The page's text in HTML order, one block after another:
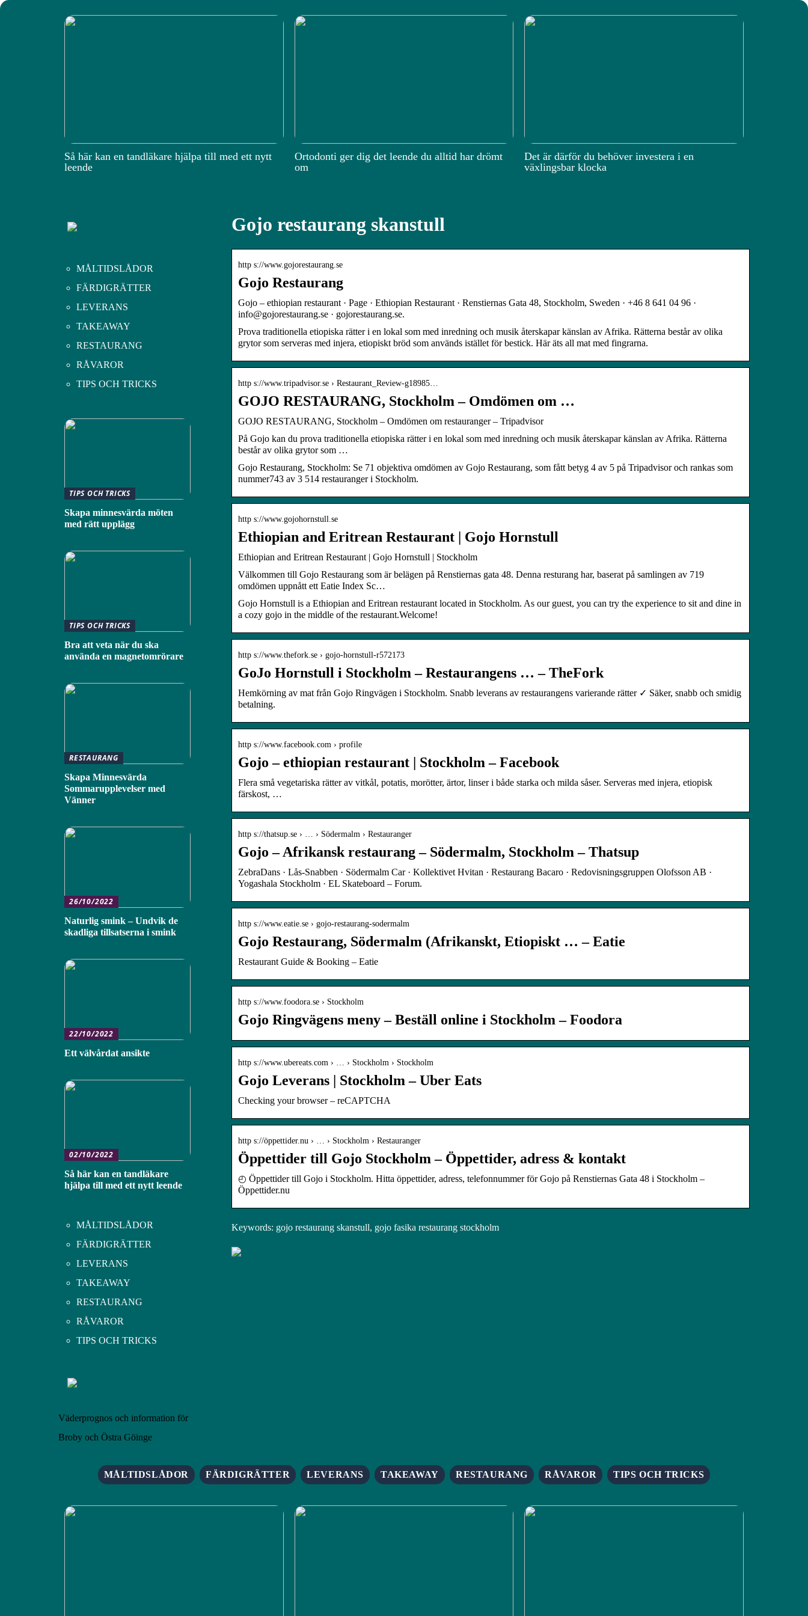
Så här kan en tandläkare hjälpa till med ett nytt
leende
Ortodonti ger dig det leende du alltid har drömt
om
Det är därför du behöver investera i en
växlingsbar klocka
Gojo restaurang skanstull
http s://www.gojorestaurang.se
Gojo Restaurang
Gojo – ethiopian restaurant · Page · Ethiopian Restaurant · Renstiernas Gata 48, Stockholm, Sweden · +46 8 641 04 96 ·
info@gojorestaurang.se · gojorestaurang.se.
Prova traditionella etiopiska rätter i en lokal som med inredning och musik återskapar känslan av Afrika. Rätterna består av olika
grytor som serveras med injera, etiopiskt bröd som används istället för bestick. Här äts all mat med fingrarna.
http s://www.tripadvisor.se › Restaurant_Review-g18985…
GOJO RESTAURANG, Stockholm – Omdömen om …
GOJO RESTAURANG, Stockholm – Omdömen om restauranger – Tripadvisor
På Gojo kan du prova traditionella etiopiska rätter i en lokal som med inredning och musik återskapar känslan av Afrika. Rätterna
består av olika grytor som …
Gojo Restaurang, Stockholm: Se 71 objektiva omdömen av Gojo Restaurang, som fått betyg 4 av 5 på Tripadvisor och rankas som
nummer743 av 3 514 restauranger i Stockholm.
http s://www.gojohornstull.se
Ethiopian and Eritrean Restaurant | Gojo Hornstull
Ethiopian and Eritrean Restaurant | Gojo Hornstull | Stockholm
Välkommen till Gojo Restaurang som är belägen på Renstiernas gata 48. Denna resturang har, baserat på samlingen av 719
omdömen uppnått ett Eatie Index Sc…
Gojo Hornstull is a Ethiopian and Eritrean restaurant located in Stockholm. As our guest, you can try the experience to sit and dine in
a cozy gojo in the middle of the restaurant.Welcome!
http s://www.thefork.se › gojo-hornstull-r572173
GoJo Hornstull i Stockholm – Restaurangens … – TheFork
Hemkörning av mat från Gojo Ringvägen i Stockholm. Snabb leverans av restaurangens varierande rätter ✓ Säker, snabb och smidig
betalning.
http s://www.facebook.com › profile
Gojo – ethiopian restaurant | Stockholm – Facebook
Flera små vegetariska rätter av vitkål, potatis, morötter, ärtor, linser i både starka och milda såser. Serveras med injera, etiopisk
färskost, …
http s://thatsup.se › … › Södermalm › Restauranger
Gojo – Afrikansk restaurang – Södermalm, Stockholm – Thatsup
ZebraDans · Lås-Snabben · Södermalm Car · Kollektivet Hvitan · Restaurang Bacaro · Redovisningsgruppen Olofsson AB ·
Yogashala Stockholm · EL Skateboard – Forum.
http s://www.eatie.se › gojo-restaurang-sodermalm
Gojo Restaurang, Södermalm (Afrikanskt, Etiopiskt … – Eatie
Restaurant Guide & Booking – Eatie
http s://www.foodora.se › Stockholm
Gojo Ringvägens meny – Beställ online i Stockholm – Foodora
http s://www.ubereats.com › … › Stockholm › Stockholm
Gojo Leverans | Stockholm – Uber Eats
Checking your browser – reCAPTCHA
http s://öppettider.nu › … › Stockholm › Restauranger
Öppettider till Gojo Stockholm – Öppettider, adress & kontakt
◴ Öppettider till Gojo i Stockholm. Hitta öppettider, adress, telefonnummer för Gojo på Renstiernas Gata 48 i Stockholm –
Öppettider.nu
Keywords: gojo restaurang skanstull, gojo fasika restaurang stockholm
MÅLTIDSLÅDOR
FÄRDIGRÄTTER
LEVERANS
TAKEAWAY
RESTAURANG
RÅVAROR
TIPS OCH TRICKS
TIPS OCH TRICKS
Skapa minnesvärda möten
med rätt upplägg
TIPS OCH TRICKS
Bra att veta när du ska
använda en magnetomrörare
RESTAURANG
Skapa Minnesvärda
Sommarupplevelser med
Vänner
26/10/2022
Naturlig smink – Undvik de
skadliga tillsatserna i smink
22/10/2022
Ett välvårdat ansikte
02/10/2022
Så här kan en tandläkare
hjälpa till med ett nytt leende
MÅLTIDSLÅDOR
FÄRDIGRÄTTER
LEVERANS
TAKEAWAY
RESTAURANG
RÅVAROR
TIPS OCH TRICKS
Väderprognos och information för
Broby och Östra Göinge
MÅLTIDSLÅDOR FÄRDIGRÄTTER LEVERANS TAKEAWAY RESTAURANG RÅVAROR TIPS OCH TRICKS